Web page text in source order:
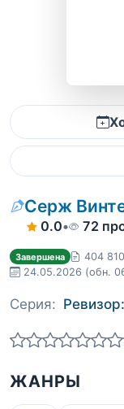
Серж
0.0• 72
Завершена
404
24.05.2026 (обн.
Серия:
ЖАНРЫ